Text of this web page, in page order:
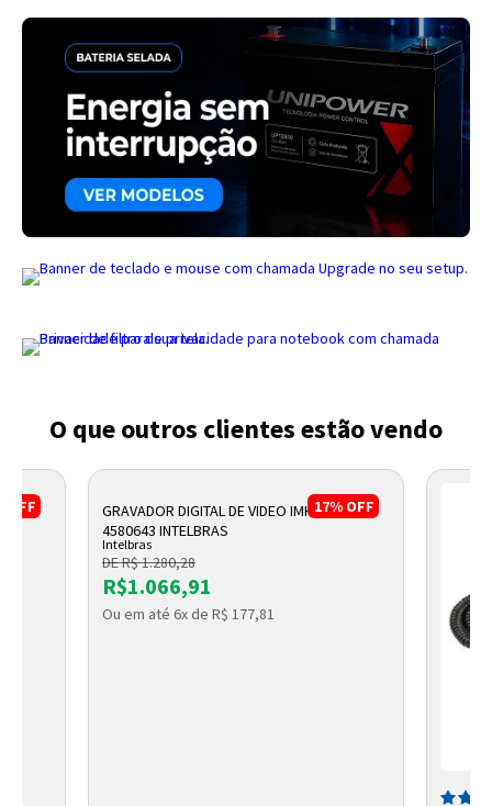
Entendi
Entendi
Entendi
Entendi
O que outros clientes estão vendo
OFF
G26 17% OFF
GRAVADOR DIGITAL DE VIDEO IMHDX 3108
4580643 INTELBRAS
Intelbras
DE R$ 1.280,28
R$1.066,91
Ou em até 6x de R$ 177,81